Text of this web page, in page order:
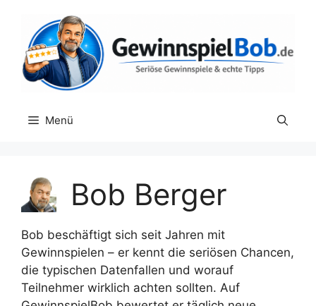
springen
Menü
Bob Berger
Bob beschäftigt sich seit Jahren mit
Gewinnspielen – er kennt die seriösen Chancen,
die typischen Datenfallen und worauf
Teilnehmer wirklich achten sollten. Auf